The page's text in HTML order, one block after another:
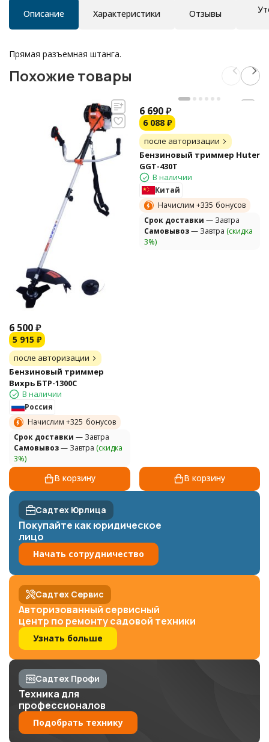
Описание Характеристики Отзывы
Прямая разъемная штанга.
Похожие товары
6 500₽
5 915 ₽
после авторизации
Бензиновый триммер
Вихрь БТР-1300С
В наличии
Россия
Начислим +325 бонусов
Cрок доставки — Завтра
Самовывоз— Завтра (скидка
3%)
В корзину
6 690 ₽
6 088 ₽
после авторизации
Бензиновый триммер Huter
GGT-430T
В наличии
Китай
Начислим +335 бонусов
Cрок доставки — Завтра
Самовывоз— Завтра (скидка
3%)
В корзину
Садтех Юрлица
Покупайте как юридическое
лицо
Начать сотрудничество
Садтех Сервис
Авторизованный сервисный
центр по ремонту садовой техники
Узнать больше
Садтех Профи
Техника для
профессионалов
Подобрать технику